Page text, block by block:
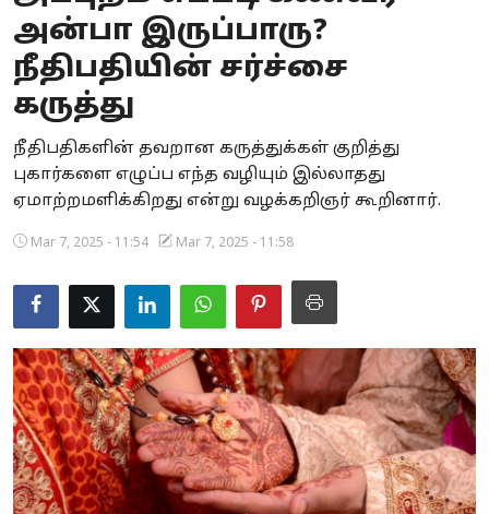
Business
Crime
National
Spirituality
Weather
Politics
அன்பா இருப்பாரு?
நீதிபதியின் சர்ச்சை
கருத்து
நீதிபதிகளின் தவறான கருத்துக்கள் குறித்து
புகார்களை எழுப்ப எந்த வழியும் இல்லாதது
ஏமாற்றமளிக்கிறது என்று வழக்கறிஞர் கூறினார்.
Mar 7, 2025 - 11:54 Mar 7, 2025 - 11:58